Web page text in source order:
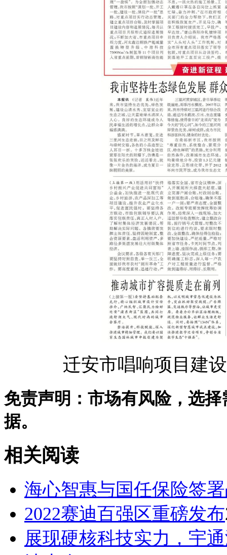
迁安市唱响项目建
免责声明：市场有风险，选
据。
相关阅读
海心智惠与国任保险签
2022赛迪百强区重磅发布
展现硬核科技实力，宇